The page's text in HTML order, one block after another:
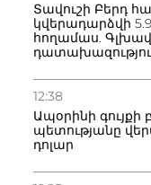
Տավուշի Բերդ
կվերադարձվի
հողամաս.
12:38
Ապօրինի գույքի
պետությանը
դոլար